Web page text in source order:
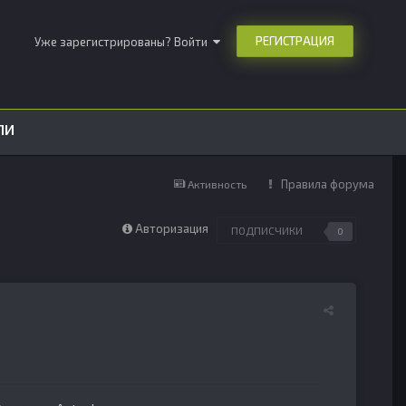
Уже зарегистрированы? Войти РЕГИСТРАЦИЯ
Активность Правила форума
Авторизация ПОДПИСЧИКИ 0